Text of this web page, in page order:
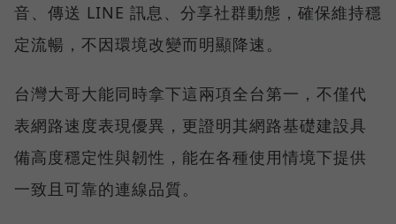
音、傳送 LINE 訊息、分享社群動態，確保維持穩
定流暢，不因環境改變而明顯降速。
台灣大哥大能同時拿下這兩項全台第一，不僅代
表網路速度表現優異，更證明其網路基礎建設具
備高度穩定性與韌性，能在各種使用情境下提供
一致且可靠的連線品質。